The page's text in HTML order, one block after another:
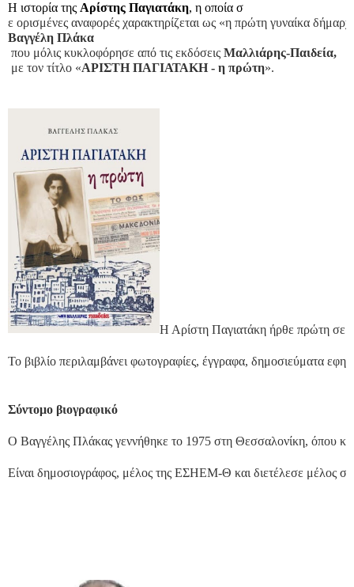
Η ιστορία της Αρίστης Παγιατάκη, η οποία σ
ε ορισμένες αναφορές χαρακτηρίζεται ως «η πρώτη γυναίκα
Βαγγέλη Πλάκα
που μόλις κυκλοφόρησε από τις εκδόσεις Μαλλιάρης-Παιδεία,
με τον τίτλο «ΑΡΙΣΤΗ ΠΑΓΙΑΤΑΚΗ - η πρώτη».
Η Αρίστη Παγιατάκη ήρθε πρώτη σε
Το βιβλίο περιλαμβάνει φωτογραφίες, έγγραφα, δημοσιεύματα
Σύντομο βιογραφικό
Ο Βαγγέλης Πλάκας γεννήθηκε το 1975 στη Θεσσαλονίκη, όπου και
Είναι δημοσιογράφος, μέλος της ΕΣΗΕΜ-Θ και διετέλεσε μέλος